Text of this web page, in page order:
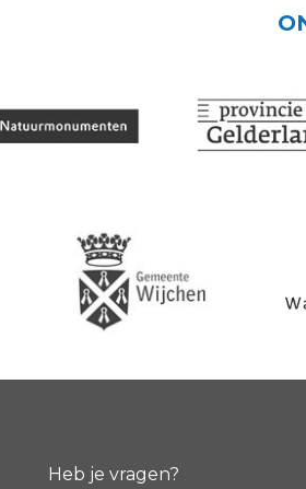
Heb je vragen?